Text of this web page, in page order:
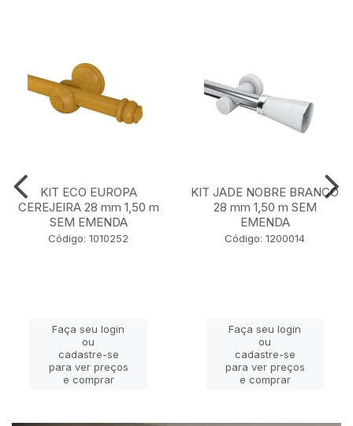
KIT ECO EUROPA
CEREJEIRA 28 mm 1,50 m
SEM EMENDA
Código: 1010252
Faça seu login
ou
cadastre-se
para ver preços
e comprar
KIT JADE NOBRE BRANCO
28 mm 1,50 m SEM
EMENDA
Código: 1200014
Faça seu login
ou
cadastre-se
para ver preços
e comprar